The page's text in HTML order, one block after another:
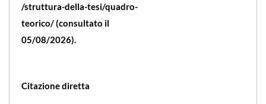
/struttura-della-tesi/quadro-
teorico/ (consultato il
05/08/2026).
Citazione diretta